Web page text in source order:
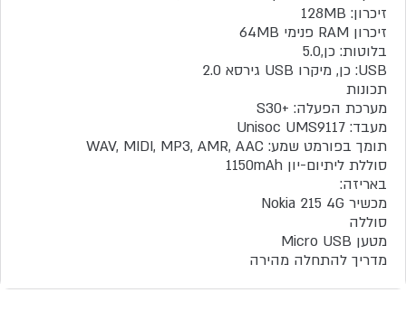
זיכרון: 128MB
זיכרון RAM פנימי 64MB
בלוטות: כן,5.0
USB: כן, מיקרו USB גירסא 2.0
תכונות
מערכת הפעלה: +S30
מעבד: Unisoc UMS9117
תומך בפורמט שמע: WAV, MIDI, MP3, AMR, AAC
סוללת ליתיום-יון 1150mAh
באריזה:
מכשיר Nokia 215 4G
סוללה
מטען Micro USB
מדריך להתחלה מהירה